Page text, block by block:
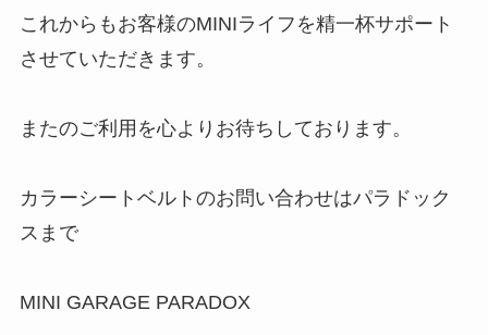
これからもお客様のMINIライフを精一杯サポート
させていただきます。
またのご利用を心よりお待ちしております。
カラーシートベルトのお問い合わせはパラドック
スまで
MINI GARAGE PARADOX